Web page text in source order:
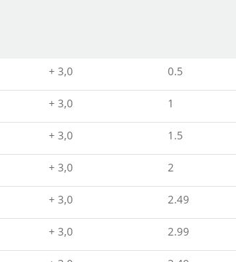
+ 3,0 0.5
+ 3,0 1
+ 3,0 1.5
+ 3,0 2
+ 3,0 2.49
+ 3,0 2.99